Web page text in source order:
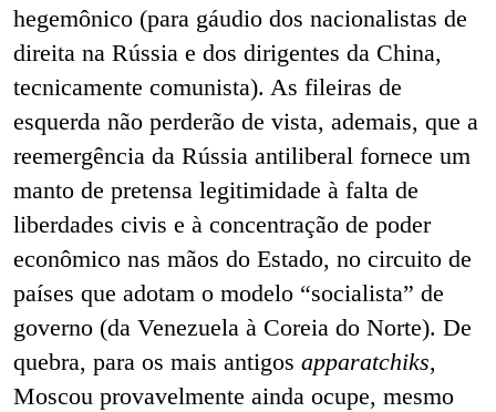
hegemônico (para gáudio dos nacionalistas de
direita na Rússia e dos dirigentes da China,
tecnicamente comunista). As fileiras de
esquerda não perderão de vista, ademais, que a
reemergência da Rússia antiliberal fornece um
manto de pretensa legitimidade à falta de
liberdades civis e à concentração de poder
econômico nas mãos do Estado, no circuito de
países que adotam o modelo “socialista” de
governo (da Venezuela à Coreia do Norte). De
quebra, para os mais antigos apparatchiks,
Moscou provavelmente ainda ocupe, mesmo